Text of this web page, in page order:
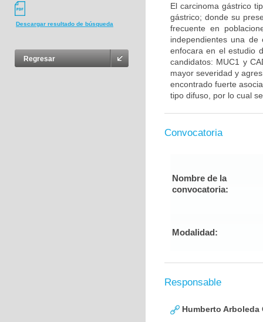
Descargar resultado de búsqueda
Regresar
El carcinoma gástrico
gástrico; donde su
frecuente en
independientes una
enfocara en el estudio
candidatos: MUC1 y
mayor severidad y
encontrado fuerte
tipo difuso, por lo cual
Convocatoria
Nombre de la
convocatoria:
Modalidad:
Responsable
Humberto Arboleda